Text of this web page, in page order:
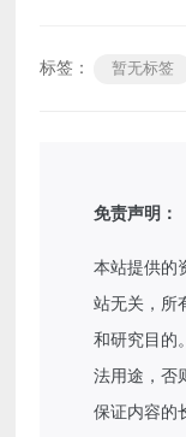
标签： 暂无标签
免责声明：
本站提供的
站无关，所
和研究目的
法用途，否
保证内容的